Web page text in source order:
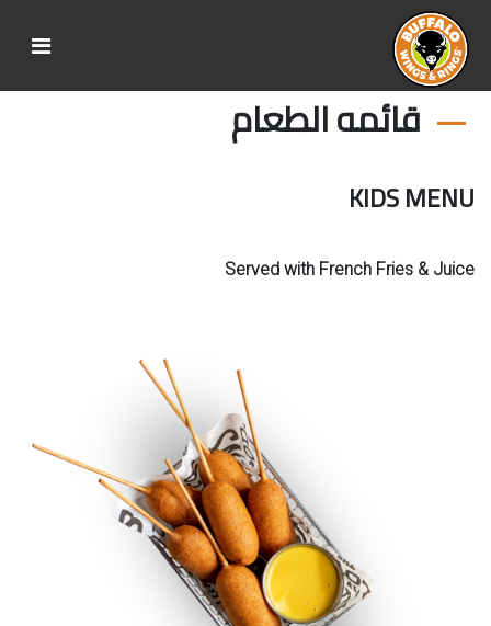
قائمه الطعام
KIDS MENU
Served with French Fries & Juice